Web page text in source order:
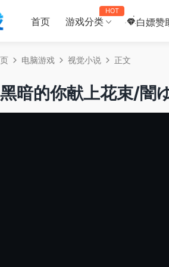
首页 游戏分类
HOT
白嫖赞
电脑游戏 视觉小说 正文
暗的你献上花束/